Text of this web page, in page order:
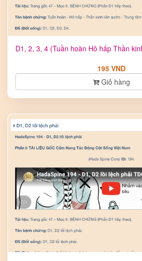
D1, 2, 3, 4 (Tuần hoàn Hô hấp Thần
195 VND
Giỏ hàng